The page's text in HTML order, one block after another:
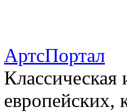
АртсПортал
европейских,